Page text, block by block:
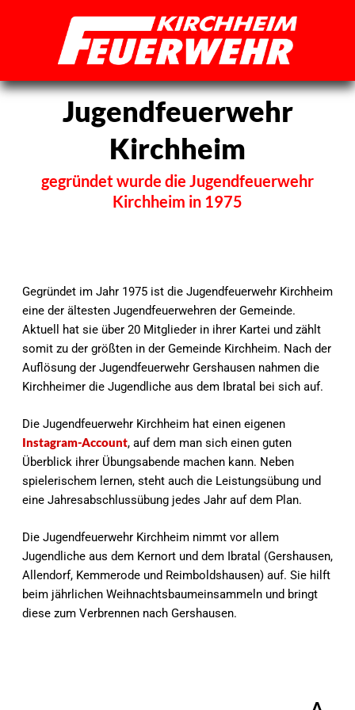
Jugendfeuerwehr
Kirchheim
gegründet wurde die Jugendfeuerwehr
Kirchheim in 1975
Gegründet im Jahr 1975 ist die Jugendfeuerwehr Kirchheim
eine der ältesten Jugendfeuerwehren der Gemeinde.
Aktuell hat sie über 20 Mitglieder in ihrer Kartei und zählt
somit zu der größten in der Gemeinde Kirchheim. Nach der
Auflösung der Jugendfeuerwehr Gershausen nahmen die
Kirchheimer die Jugendliche aus dem Ibratal bei sich auf.
Die Jugendfeuerwehr Kirchheim hat einen eigenen
Instagram-Account, auf dem man sich einen guten
Überblick ihrer Übungsabende machen kann. Neben
spielerischem lernen, steht auch die Leistungsübung und
eine Jahresabschlussübung jedes Jahr auf dem Plan.
Die Jugendfeuerwehr Kirchheim nimmt vor allem
Jugendliche aus dem Kernort und dem Ibratal (Gershausen,
Allendorf, Kemmerode und Reimboldshausen) auf. Sie hilft
beim jährlichen Weihnachtsbaumeinsammeln und bringt
diese zum Verbrennen nach Gershausen.